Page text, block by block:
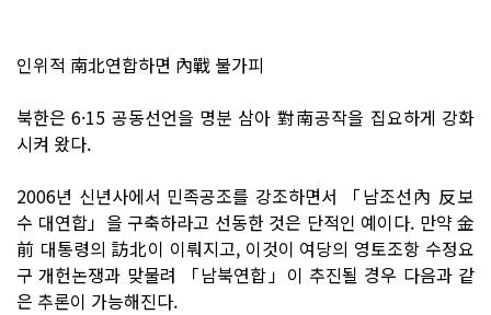
인위적 南北연합하면 內戰 불가피
북한은 6·15 공동선언을 명분 삼아 對南공작을 집요하게 강화
시켜 왔다.
2006년 신년사에서 민족공조를 강조하면서 「남조선內 反보
수 대연합」을 구축하라고 선동한 것은 단적인 예이다. 만약 金
前 대통령의 訪北이 이뤄지고, 이것이 여당의 영토조항 수정요
구 개헌논쟁과 맞물려 「남북연합」이 추진될 경우 다음과 같
은 추론이 가능해진다.